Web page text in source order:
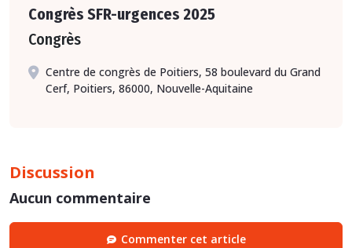
Congrès SFR-urgences 2025
Congrès
Centre de congrès de Poitiers, 58 boulevard du Grand
Cerf, Poitiers, 86000, Nouvelle-Aquitaine
Discussion
Aucun commentaire
Commenter cet article